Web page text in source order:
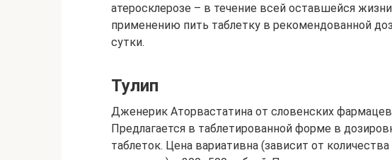
атеросклерозе – в течение всей оставшейся
применению пить таблетку в рекомендованной
сутки.
Тулип
Дженерик Аторвастатина от словенских
Предлагается в таблетированной форме в
таблеток. Цена вариативна (зависит от